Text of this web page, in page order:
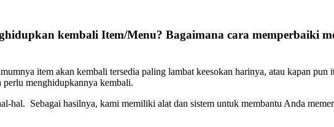
kembali Item/Menu? Bagaimana cara memperbaiki
item akan kembali tersedia paling lambat keesokan harinya, atau kapan
menghidupkannya kembali.
hal. Sebagai hasilnya, kami memiliki alat dan sistem untuk membantu Anda